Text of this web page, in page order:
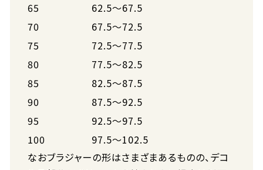
65
62.5～67.5
70
67.5～72.5
75
72.5～77.5
80
77.5～82.5
85
82.5～87.5
90
87.5～92.5
95
92.5～97.5
100
97.5～102.5
なおブラジャーの形はさまざまあるものの、デコ